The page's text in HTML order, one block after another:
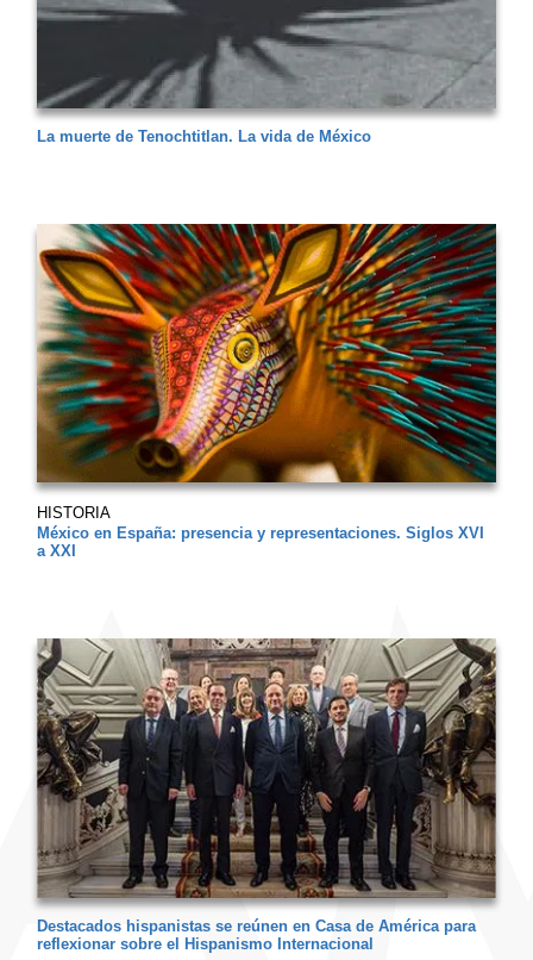
La muerte de Tenochtitlan. La vida de México
HISTORIA
México en España: presencia y representaciones. Siglos XVI
a XXI
Destacados hispanistas se reúnen en Casa de América para
reflexionar sobre el Hispanismo Internacional